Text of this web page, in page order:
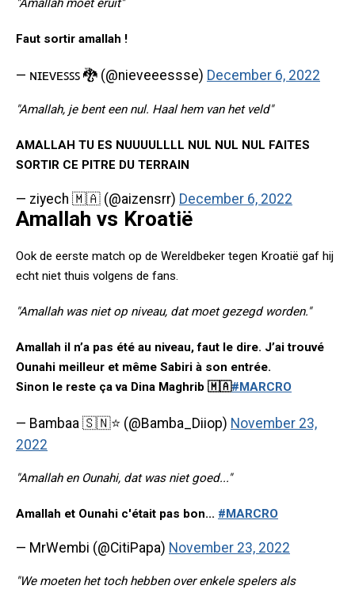
"Amallah moet eruit"
Faut sortir amallah !
— ɴɪᴇᴠᴇꜱꜱꜱ 🐉 (@nieveeessse) December 6, 2022
"Amallah, je bent een nul. Haal hem van het veld"
AMALLAH TU ES NUUUULLLL NUL NUL NUL FAITES
SORTIR CE PITRE DU TERRAIN
— ziyech 🇲🇦 (@aizensrr) December 6, 2022
Amallah vs Kroatië
Ook de eerste match op de Wereldbeker tegen Kroatië gaf hij
echt niet thuis volgens de fans.
"Amallah was niet op niveau, dat moet gezegd worden."
Amallah il n’a pas été au niveau, faut le dire. J’ai trouvé
Ounahi meilleur et même Sabiri à son entrée.
Sinon le reste ça va Dina Maghrib 🇲🇦#MARCRO
— Bambaa 🇸🇳⭐️ (@Bamba_Diiop) November 23,
2022
"Amallah en Ounahi, dat was niet goed..."
Amallah et Ounahi c'était pas bon... #MARCRO
— MrWembi (@CitiPapa) November 23, 2022
"We moeten het toch hebben over enkele spelers als